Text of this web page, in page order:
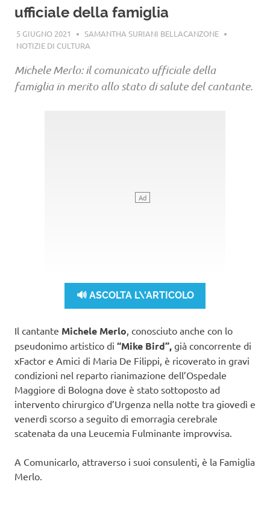
ufficiale della famiglia
5 GIUGNO 2021
SAMANTHA SURIANI BELLACANZONE
NOTIZIE DI CULTURA
Michele Merlo: il comunicato ufficiale della
famiglia in merito allo stato di salute del cantante.
🔊 ASCOLTA L\'ARTICOLO
Il cantante Michele Merlo , conosciuto anche con lo
pseudonimo artistico di “Mike Bird”, già concorrente di
xFactor e Amici di Maria De Filippi, è ricoverato in gravi
condizioni nel reparto rianimazione dell’Ospedale
Maggiore di Bologna dove è stato sottoposto ad
intervento chirurgico d’Urgenza nella notte tra giovedì e
venerdì scorso a seguito di emorragia cerebrale
scatenata da una Leucemia Fulminante improvvisa.
A Comunicarlo, attraverso i suoi consulenti, è la Famiglia
Merlo.